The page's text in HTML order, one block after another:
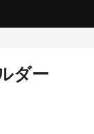
ダー